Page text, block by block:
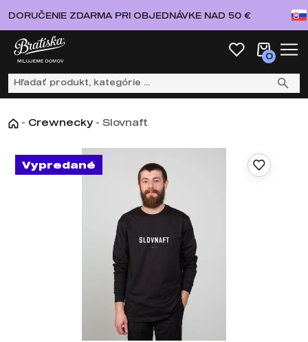
DORUČENIE ZDARMA PRI OBJEDNÁVKE NAD 50 €
0
- Crewnecky - Slovnaft
Vypredané